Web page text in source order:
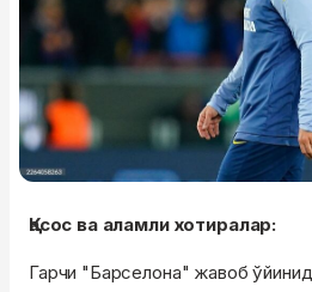
Қасос ва аламли хотиралар:
Гарчи "Барселона" жавоб